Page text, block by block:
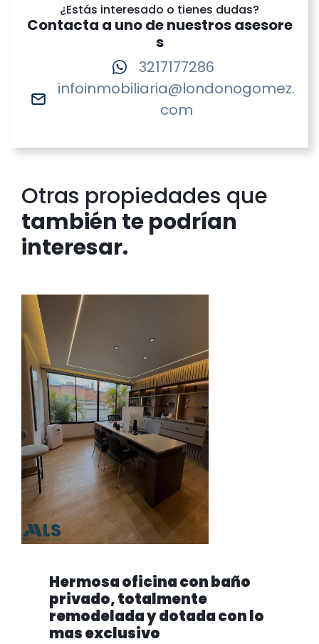
¿Estás interesado o tienes dudas?
Contacta a uno de nuestros asesore
s
3217177286
infoinmobiliaria@londonogomez.
com
Otras propiedades que
también te podrían
interesar.
Hermosa oficina con baño
privado, totalmente
remodelada y dotada con lo
mas exclusivo